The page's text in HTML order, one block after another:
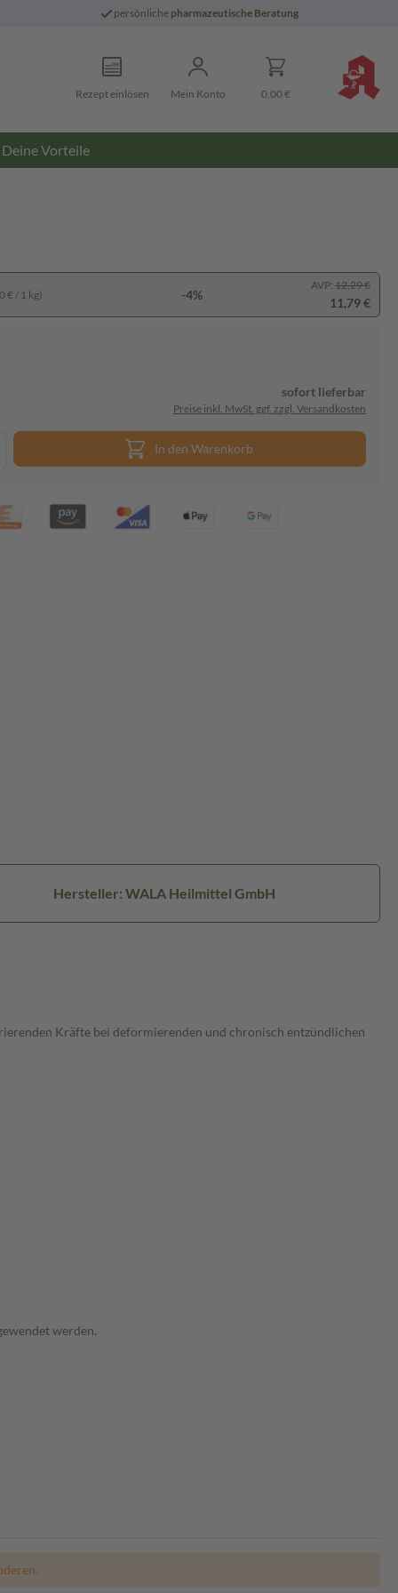
persönliche pharmazeutische Beratung
Rezept einlösen Mein Konto 0,00 €
Deine Vorteile
€ / 1 kg) -4%
AVP: 12,29 €
11,79 €
sofort lieferbar
Preise inkl. MwSt. ggf. zzgl. Versandkosten
In den Warenkorb
Hersteller: WALA Heilmittel GmbH
Kräfte bei deformierenden und chronisch entzündlichen
werden.